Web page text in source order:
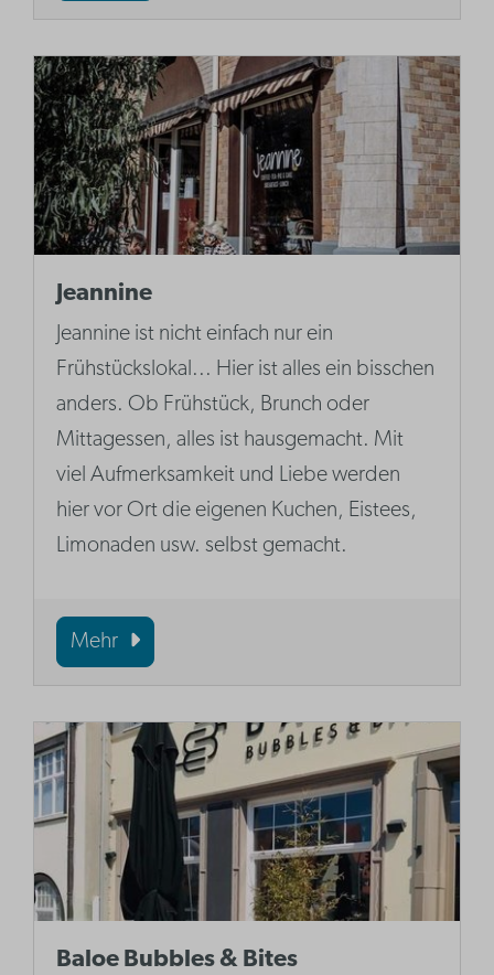
Jeannine
Jeannine ist nicht einfach nur ein
Frühstückslokal... Hier ist alles ein bisschen
anders. Ob Frühstück, Brunch oder
Mittagessen, alles ist hausgemacht. Mit
viel Aufmerksamkeit und Liebe werden
hier vor Ort die eigenen Kuchen, Eistees,
Limonaden usw. selbst gemacht.
Mehr
Baloe Bubbles & Bites